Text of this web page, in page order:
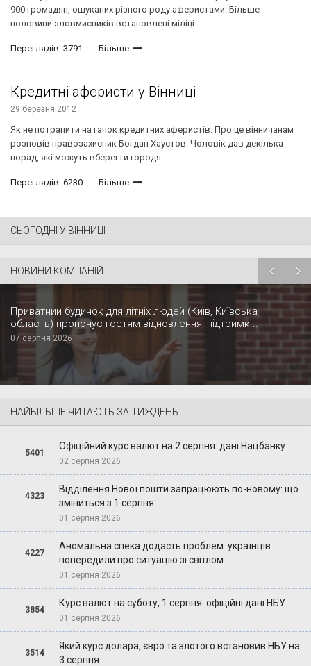
900 громадян, ошуканих різного роду аферистами. Більше
половини зловмисників встановлені міліці...
Переглядів: 3791 Більше
Кредитні аферисти у Вінниці
29 березня 2012
Як не потрапити на гачок кредитних аферистів. Про це вінничанам
розповів правозахисник Богдан Хаустов. Чоловік дав декілька
порад, які можуть вберегти городя...
Переглядів: 6230 Більше
СЬОГОДНІ У ВІННИЦІ
НОВИНИ КОМПАНІЙ
Приватний будинок для літніх людей (Київ, Київська
область) пропонує гостям відновлення, підтримк...
07 серпня 2026
НАЙБІЛЬШЕ ЧИТАЮТЬ ЗА ТИЖДЕНЬ
5401
Офіційний курс валют на 2 серпня: дані Нацбанку
02 серпня 2026
4323
Відділення Нової пошти запрацюють по-новому: що
зміниться з 1 серпня
01 серпня 2026
4227
Аномальна спека додасть проблем: українців
попередили про ситуацію зі світлом
01 серпня 2026
3854
Курс валют на суботу, 1 серпня: офіційні дані НБУ
01 серпня 2026
3514
Який курс долара, євро та злотого встановив НБУ на
3 серпня